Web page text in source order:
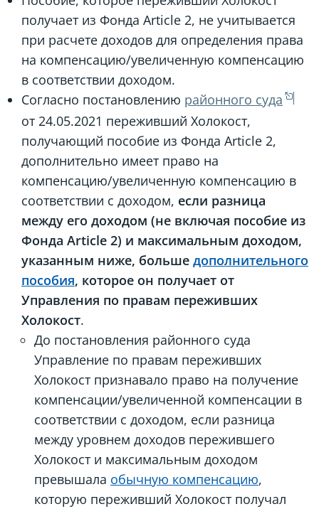
получает из Фонда Article 2, не учитывается
при расчете доходов для определения права
на компенсацию/увеличенную компенсацию
в соответствии доходом.
Согласно постановлению районного суда
от 24.05.2021 переживший Холокост,
получающий пособие из Фонда Article 2,
дополнительно имеет право на
компенсацию/увеличенную компенсацию в
соответствии с доходом, если разница
между его доходом (не включая пособие из
Фонда Article 2) и максимальным доходом,
указанным ниже, больше дополнительного
пособия, которое он получает от
Управления по правам переживших
Холокост.
До постановления районного суда
Управление по правам переживших
Холокост признавало право на получение
компенсации/увеличенной компенсации в
соответствии с доходом, если разница
между уровнем доходов пережившего
Холокост и максимальным доходом
превышала обычную компенсацию,
которую переживший Холокост получал